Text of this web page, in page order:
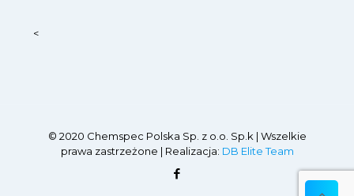
<
© 2020 Chemspec Polska Sp. z o.o. Sp.k | Wszelkie
prawa zastrzeżone | Realizacja: DB Elite Team